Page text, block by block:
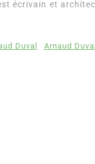
écrivain et
Duval Arnaud